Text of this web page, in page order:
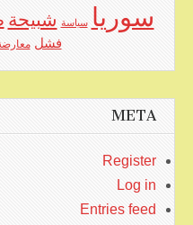
سوريا سياسة شبيحة
فشل
META
Register
Log in
Entries feed